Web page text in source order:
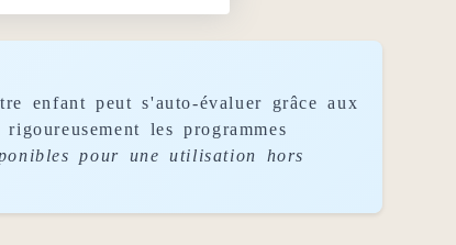
enfant peut s'auto-évaluer grâce aux
les programmes
pour une utilisation hors